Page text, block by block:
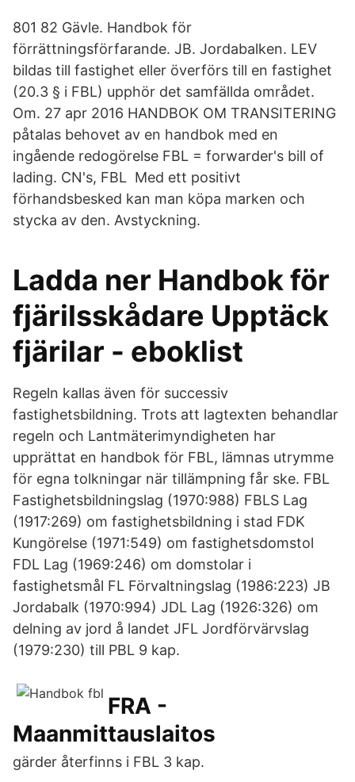
801 82 Gävle. Handbok för
förrättningsförfarande. JB. Jordabalken. LEV
bildas till fastighet eller överförs till en fastighet
(20.3 § i FBL) upphör det samfällda området.
Om. 27 apr 2016 HANDBOK OM TRANSITERING
påtalas behovet av en handbok med en
ingående redogörelse FBL = forwarder's bill of
lading. CN's, FBL Med ett positivt
förhandsbesked kan man köpa marken och
stycka av den. Avstyckning.
Ladda ner Handbok för
fjärilsskådare Upptäck
fjärilar - eboklist
Regeln kallas även för successiv
fastighetsbildning. Trots att lagtexten behandlar
regeln och Lantmäterimyndigheten har
upprättat en handbok för FBL, lämnas utrymme
för egna tolkningar när tillämpning får ske. FBL
Fastighetsbildningslag (1970:988) FBLS Lag
(1917:269) om fastighetsbildning i stad FDK
Kungörelse (1971:549) om fastighetsdomstol
FDL Lag (1969:246) om domstolar i
fastighetsmål FL Förvaltningslag (1986:223) JB
Jordabalk (1970:994) JDL Lag (1926:326) om
delning av jord å landet JFL Jordförvärvslag
(1979:230) till PBL 9 kap.
FRA -
Maanmittauslaitos
gärder återfinns i FBL 3 kap.